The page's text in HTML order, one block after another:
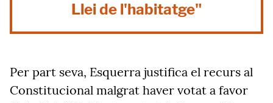
Llei de l'habitatge"
Per part seva, Esquerra justifica el recurs al
Constitucional malgrat haver votat a favor